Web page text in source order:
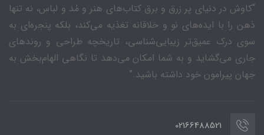
“کاوش در دنیای پر زرق و برق کتاب‌های هنر و مُد و لباس، نه تنها
ذهن را با ایده‌های نو و خلاقانه تغذیه می‌کند، بلکه پنجره‌ای به
سوی درک عمیق‌تر زیبایی‌شناسی، تاریخچه طراحی و روندهای
جاری می‌گشاید و به شما امکان می‌دهد تا نگاهی الهام‌بخش به
جهان پیرامون خود داشته باشید.”
02166488521